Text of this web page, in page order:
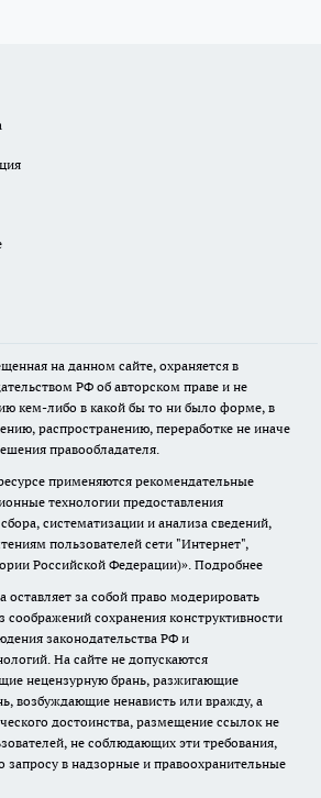
на данном сайте, охраняется в
РФ об авторском праве и не
кем-либо в какой бы то ни было форме, в
распространению, переработке не иначе
правообладателя.
применяются рекомендательные
технологии предоставления
систематизации и анализа сведений,
пользователей сети "Интернет",
Российской Федерации)». Подробнее
за собой право модерировать
соображений сохранения конструктивности
законодательства РФ и
На сайте не допускаются
нецензурную брань, разжигающие
возбуждающие ненависть или вражду, а
достоинства, размещение ссылок не
не соблюдающих эти требования,
запросу в надзорные и правоохранительные